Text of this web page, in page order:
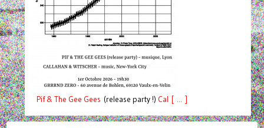
Pif& The Gee Gees (release party !) Cal [ ... ]